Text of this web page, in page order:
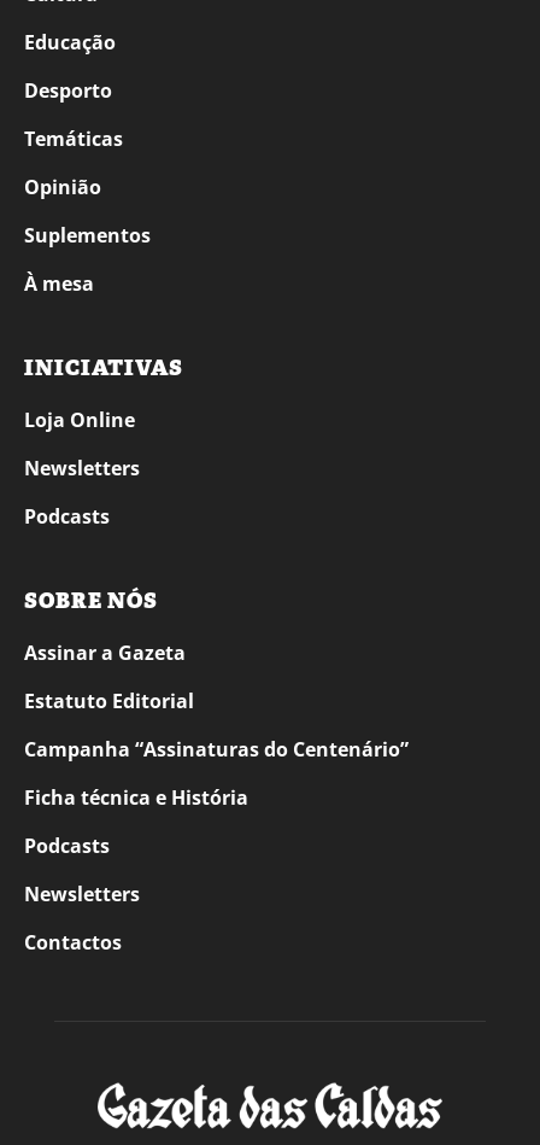
Educação
Desporto
Temáticas
Opinião
Suplementos
À mesa
INICIATIVAS
Loja Online
Newsletters
Podcasts
SOBRE NÓS
Assinar a Gazeta
Estatuto Editorial
Campanha “Assinaturas do Centenário”
Ficha técnica e História
Podcasts
Newsletters
Contactos